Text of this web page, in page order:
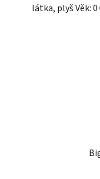
látka, plyš Věk: